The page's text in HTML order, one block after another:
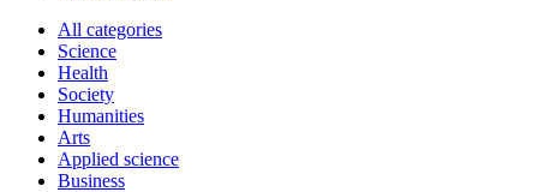
All categories
Science
Health
Society
Humanities
Arts
Applied science
Business